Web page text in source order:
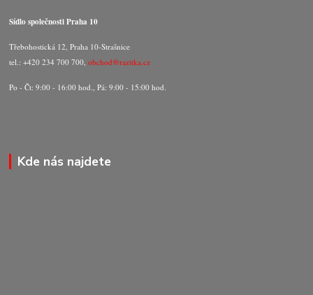
Sídlo společnosti Praha 10
Třebohostická 12, Praha 10-Strašnice
tel.: +420 234 700 700,obchod@razitka.cz
Po - Čt: 9:00 - 16:00 hod., Pá: 9:00 - 15:00 hod.
Kde nás najdete